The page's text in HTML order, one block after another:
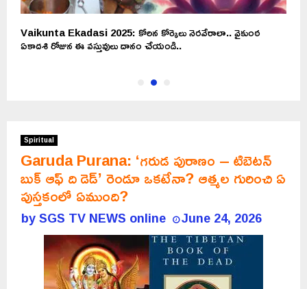
Vaikunta Ekadasi 2025: కోరిన కోర్కెలు నెరవేరాలా.. వైకుంఠ
ఏకాదశి రోజున ఈ వస్తువులు దానం చేయండి..
Spiritual
Garuda Purana: ‘గరుడ పురాణం – టిబెటన్
బుక్ ఆఫ్ ది డెడ్’ రెండూ ఒకటేనా? ఆత్మల గురించి ఏ
పుస్తకంలో ఏముంది?
bySGS TV NEWS online June 24, 2026